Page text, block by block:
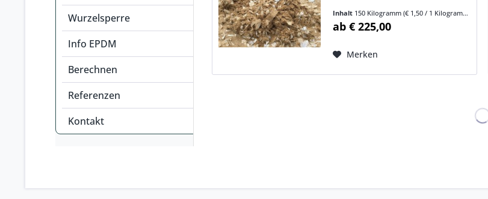
Wurzelsperre
Info EPDM
Berechnen
Referenzen
Kontakt
Farbtöne). Wenn Ihr Sandboden
relativ stabil und scherfest ist,
Scherfestigkeit könnte besser...
Inhalt 150 Kilogramm(€ 1,50 / 1 Kilogramm)
ab € 225,00
Merken